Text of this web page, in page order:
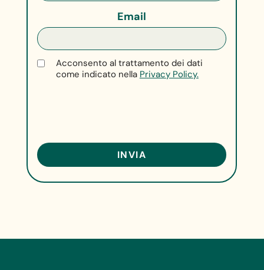
Email
Acconsento al trattamento dei dati
come indicato nella Privacy Policy.